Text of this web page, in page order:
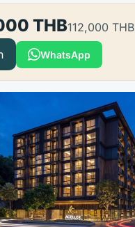
THB112,000 THB
WhatsApp